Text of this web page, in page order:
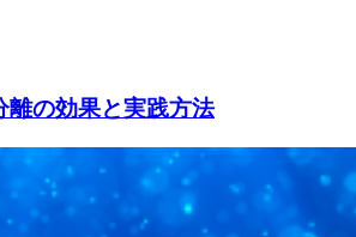
離の効果と実践方法